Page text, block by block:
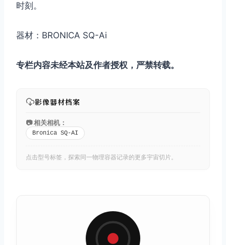
时刻。
器材：BRONICA SQ-Ai
专栏内容未经本站及作者授权，严禁转载。
影像器材档案
📷 相关相机：
Bronica SQ-AI
点击型号标签，探索同一物理容器记录的更多宇宙切片。